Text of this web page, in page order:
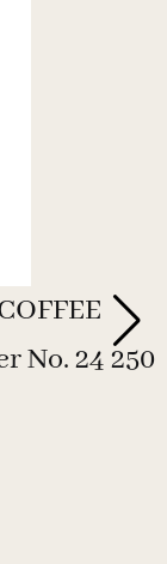
No. 24 250